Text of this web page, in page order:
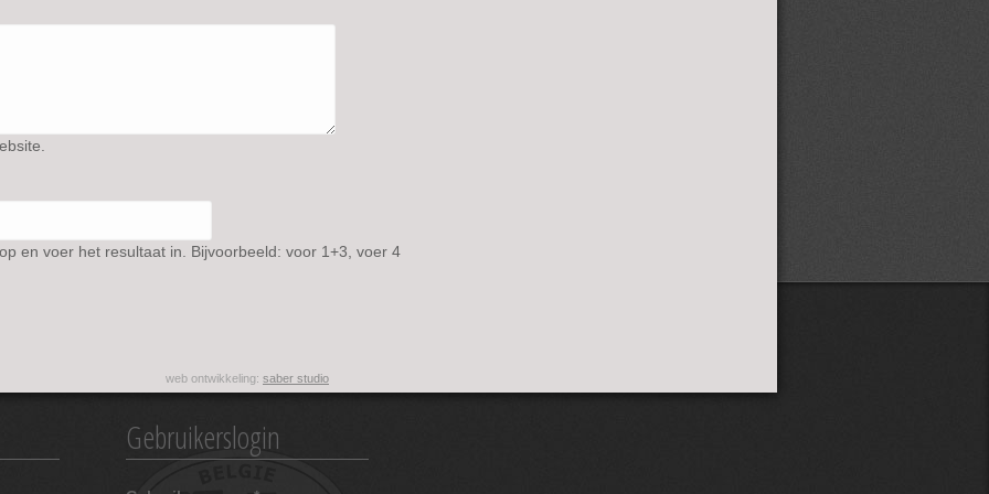
en voer het resultaat in. Bijvoorbeeld: voor 1+3, voer 4
web ontwikkeling: saber studio
Gebruikerslogin